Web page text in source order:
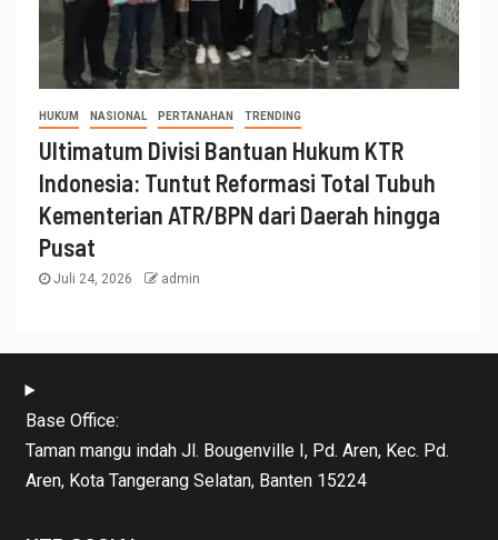
HUKUM NASIONAL PERTANAHAN TRENDING
Ultimatum Divisi Bantuan Hukum KTR
Indonesia: Tuntut Reformasi Total Tubuh
Kementerian ATR/BPN dari Daerah hingga
Pusat
Juli 24, 2026 admin
Base Office:
Taman mangu indah Jl. Bougenville I, Pd. Aren, Kec. Pd.
Aren, Kota Tangerang Selatan, Banten 15224